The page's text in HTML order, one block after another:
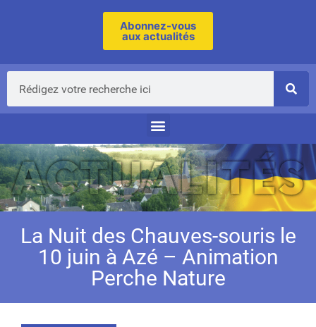
Abonnez-vous
aux actualités
La Nuit des Chauves-souris le
10 juin à Azé – Animation
Perche Nature